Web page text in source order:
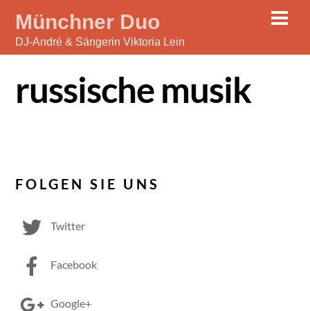
content
Münchner Duo
DJ-André & Sängerin Viktoria Lein
russische musik
FOLGEN SIE UNS
Twitter
Facebook
Google+